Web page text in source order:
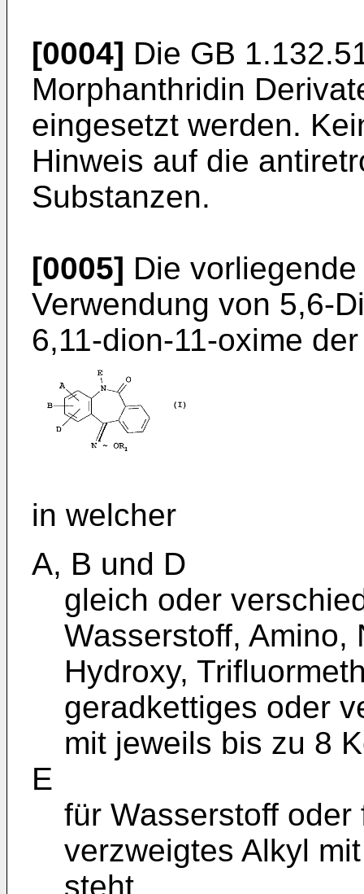
[0004] Die GB
Morphanthridin
eingesetzt werden.
Hinweis auf die
Substanzen.
[0005] Die
Verwendung von 5,6-
6,11-dion-11-oxime
in welcher
A, B und D
gleich oder
Wasserstoff, Amino,
Hydroxy,
geradkettiges oder
mit jeweils bis zu 8
E
für Wasserstoff
verzweigtes Alkyl
steht,